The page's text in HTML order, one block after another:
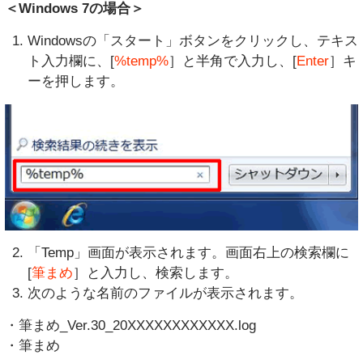
＜Windows 7の場合＞
Windowsの「スタート」ボタンをクリックし、テキス
ト入力欄に、[%temp%］と半角で入力し、[Enter］キ
ーを押します。
「Temp」画面が表示されます。画面右上の検索欄に
[筆まめ］と入力し、検索します。
次のような名前のファイルが表示されます。
・筆まめ_Ver.30_20XXXXXXXXXXXX.log
・筆まめ